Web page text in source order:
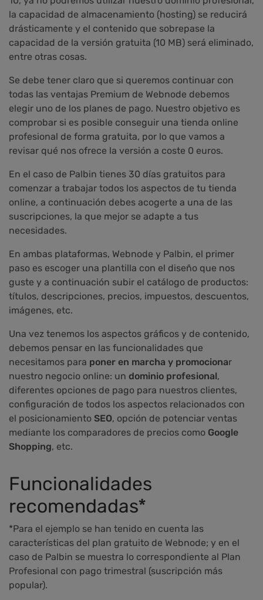
la capacidad de almacenamiento (hosting) se reducirá
drásticamente y el contenido que sobrepase la
capacidad de la versión gratuita (10 MB) será eliminado,
entre otras cosas.
Se debe tener claro que si queremos continuar con
todas las ventajas Premium de Webnode debemos
elegir uno de los planes de pago. Nuestro objetivo es
comprobar si es posible conseguir una tienda online
profesional de forma gratuita, por lo que vamos a
revisar qué nos ofrece la versión a coste 0 euros.
En el caso de Palbin tienes 30 días gratuitos para
comenzar a trabajar todos los aspectos de tu tienda
online, a continuación debes acogerte a una de las
suscripciones, la que mejor se adapte a tus
necesidades.
En ambas plataformas, Webnode y Palbin, el primer
paso es escoger una plantilla con el diseño que nos
guste y a continuación subir el catálogo de productos:
títulos, descripciones, precios, impuestos, descuentos,
imágenes, etc.
Una vez tenemos los aspectos gráficos y de contenido,
debemos pensar en las funcionalidades que
necesitamos para poner en marcha y promocionar
nuestro negocio online: un dominio profesional,
diferentes opciones de pago para nuestros clientes,
configuración de todos los aspectos relacionados con
el posicionamiento SEO, opción de potenciar ventas
mediante los comparadores de precios como Google
Shopping, etc.
Funcionalidades
recomendadas*
*Para el ejemplo se han tenido en cuenta las
características del plan gratuito de Webnode; y en el
caso de Palbin se muestra lo correspondiente al Plan
Profesional con pago trimestral (suscripción más
popular).